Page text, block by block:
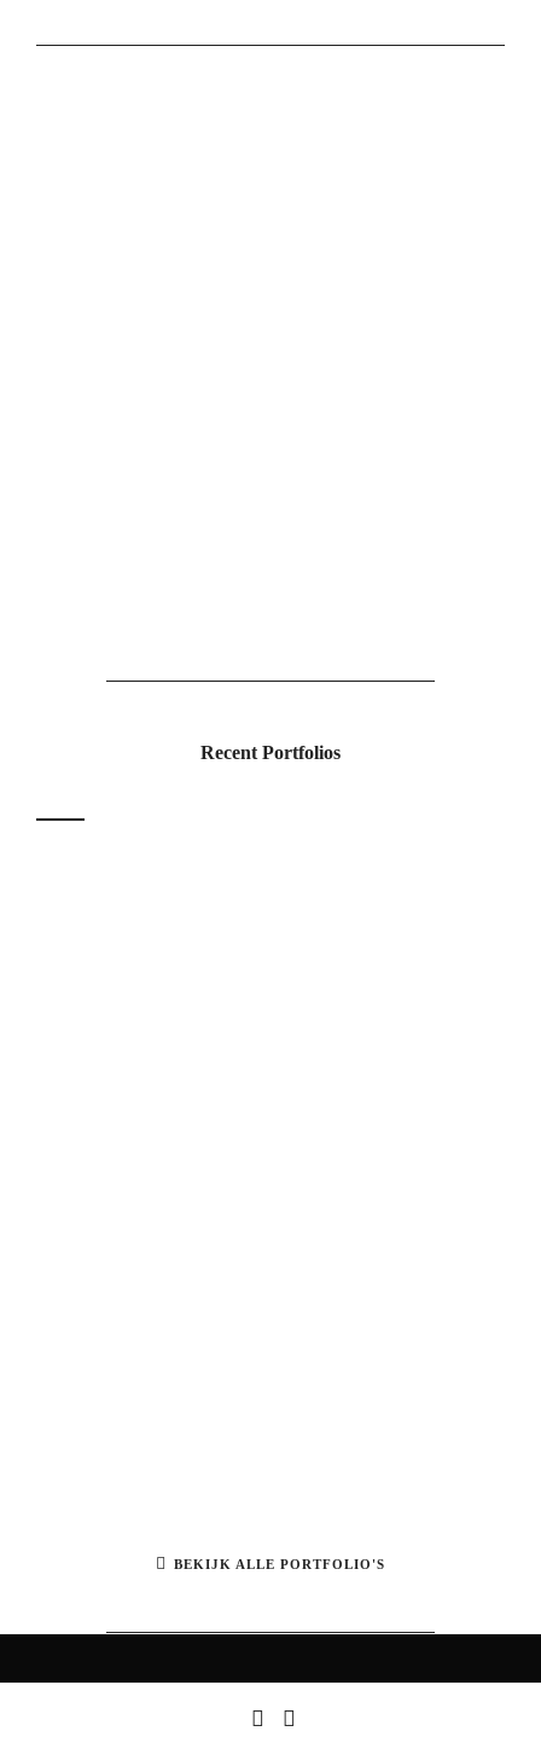
Recent Portfolios
BEKIJK ALLE PORTFOLIO'S